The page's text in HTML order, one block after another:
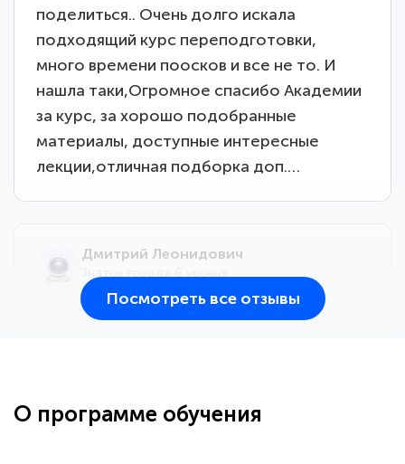
поделиться.. Очень долго искала
подходящий курс переподготовки,
много времени поосков и все не то. И
нашла таки,Огромное спасибо Академии
за курс, за хорошо подобранные
материалы, доступные интересные
лекции,отличная подборка доп.…
Дмитрий Леонидович
большое количество методических
Посмотреть все отзывы
О программе обучения